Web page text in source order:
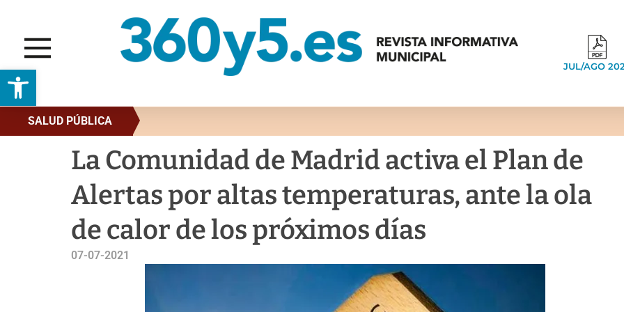
Abrir barra de herramientas JUL/AGO
SALUD PÚBLICA
La Comunidad de Madrid activa el Plan de
Alertas por altas temperaturas, ante la ola
de calor de los próximos días
07-07-2021